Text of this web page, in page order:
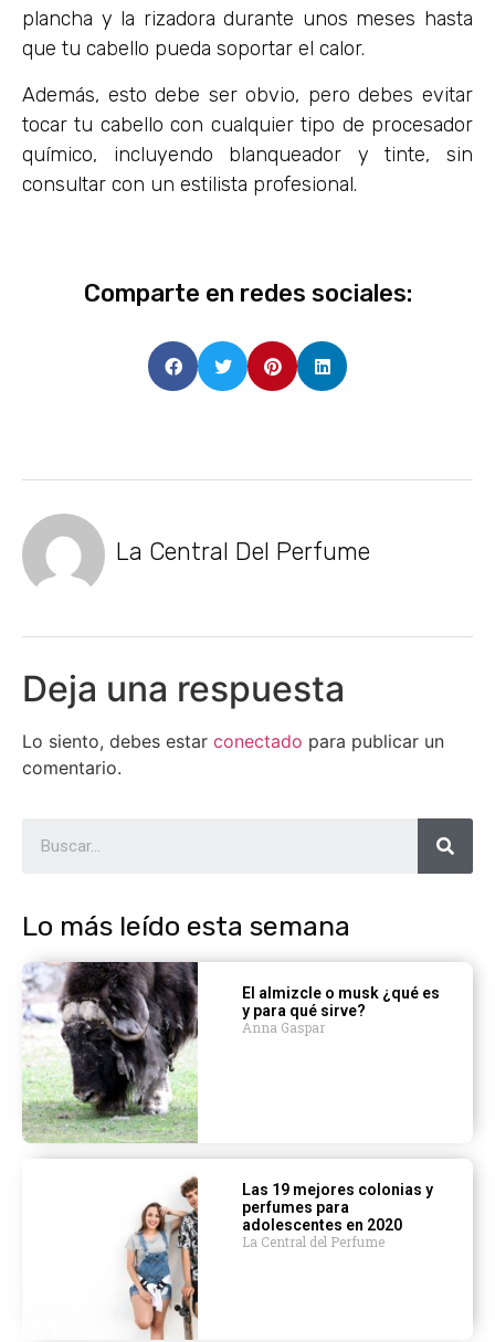
plancha y la rizadora durante unos meses hasta
que tu cabello pueda soportar el calor.
Además, esto debe ser obvio, pero debes evitar
tocar tu cabello con cualquier tipo de procesador
químico, incluyendo blanqueador y tinte, sin
consultar con un estilista profesional.
Comparte en redes sociales:
La Central Del Perfume
Deja una respuesta
Lo siento, debes estar conectado para publicar un
comentario.
Lo más leído esta semana
El almizcle o musk ¿qué es
y para qué sirve?
Anna Gaspar
Las 19 mejores colonias y
perfumes para
adolescentes en 2020
La Central del Perfume